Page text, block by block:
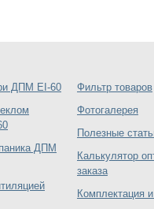
ДПМ EI-60
ДПМ
Фильтр товаров
Фотогалерея
Полезные
Калькулятор
заказа
Комплектация